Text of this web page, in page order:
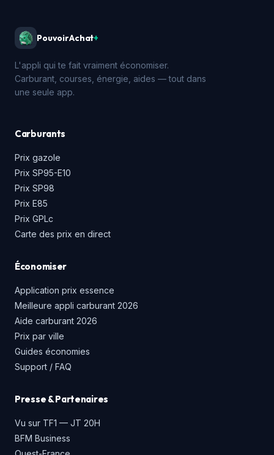
PouvoirAchat+
L'appli qui te fait vraiment économiser.
Carburant, courses, énergie, aides — tout dans
une seule app.
Carburants
Prix gazole
Prix SP95-E10
Prix SP98
Prix E85
Prix GPLc
Carte des prix en direct
Économiser
Application prix essence
Meilleure appli carburant 2026
Aide carburant 2026
Prix par ville
Guides économies
Support / FAQ
Presse & Partenaires
Vu sur TF1 — JT 20H
BFM Business